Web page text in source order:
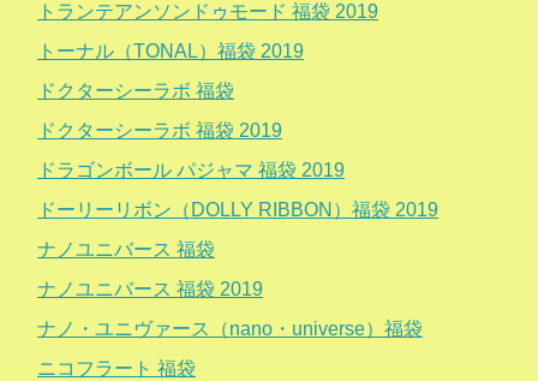
トランテアンソンドゥモード 福袋 2019
トーナル（TONAL）福袋 2019
ドクターシーラボ 福袋
ドクターシーラボ 福袋 2019
ドラゴンボール パジャマ 福袋 2019
ドーリーリボン（DOLLY RIBBON）福袋 2019
ナノユニバース 福袋
ナノユニバース 福袋 2019
ナノ・ユニヴァース（nano・universe）福袋
ニコフラート 福袋